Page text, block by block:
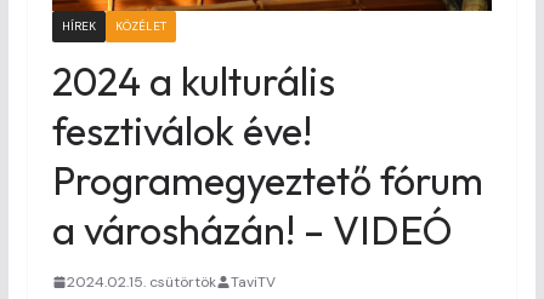
HÍREK KÖZÉLET
2024 a kulturális
fesztiválok éve!
Programegyeztető fórum
a városházán! – VIDEÓ
2024.02.15. csütörtök TaviTV